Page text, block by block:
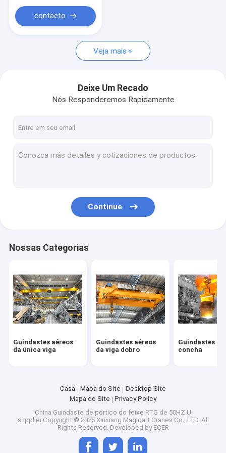
Equipamento móvel de elevação
contacto
Veja mais
Deixe Um Recado
Nós Responderemos Rapidamente
Continue
Nossas Categorias
Guindastes aéreos
da única viga
Guindastes aéreos
da viga dobro
Guindastes da
concha
Casa Mapa do Site
Desktop Site
Mapa do Site
Privacy Policy
China Guindaste de pórtico do feixe RTG de 50HZ U
supplier.Copyright © 2025 Xinxiang Magicart Cranes Co., LTD. All
Rights Reserved. Developed by ECER